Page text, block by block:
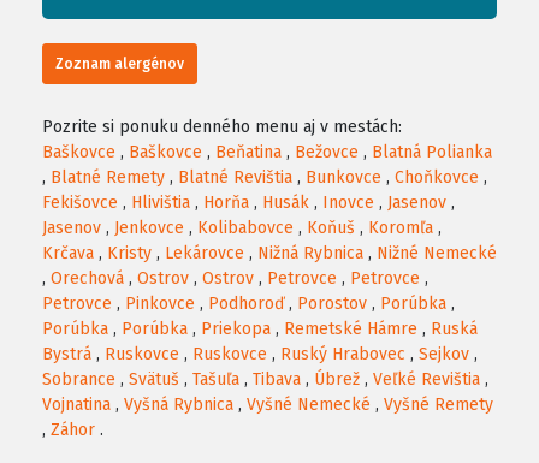
Zoznam alergénov
Pozrite si ponuku denného menu aj v mestách:
Baškovce , Baškovce , Beňatina , Bežovce , Blatná Polianka
, Blatné Remety , Blatné Revištia , Bunkovce , Choňkovce ,
Fekišovce , Hlivištia , Horňa , Husák , Inovce , Jasenov ,
Jasenov , Jenkovce , Kolibabovce , Koňuš , Koromľa ,
Krčava , Kristy , Lekárovce , Nižná Rybnica , Nižné Nemecké
, Orechová , Ostrov , Ostrov , Petrovce , Petrovce ,
Petrovce , Pinkovce , Podhoroď, Porostov , Porúbka ,
Porúbka , Porúbka , Priekopa , Remetské Hámre , Ruská
Bystrá , Ruskovce , Ruskovce , Ruský Hrabovec , Sejkov ,
Sobrance , Svätuš , Tašuľa , Tibava , Úbrež , Veľké Revištia ,
Vojnatina , Vyšná Rybnica , Vyšné Nemecké , Vyšné Remety
, Záhor .